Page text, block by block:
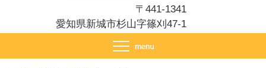
〒441-1341
愛知県新城市杉山字篠刈47-1